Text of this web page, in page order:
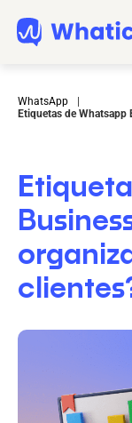
WhatsApp
Etiquetas de